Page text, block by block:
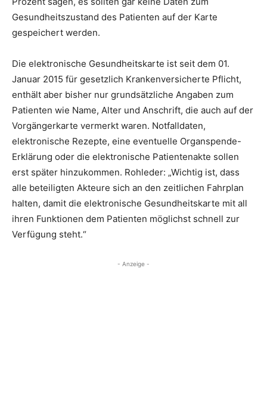
Gesundheitszustand des Patienten auf der Karte
gespeichert werden.
Die elektronische Gesundheitskarte ist seit dem 01.
Januar 2015 für gesetzlich Krankenversicherte Pflicht,
enthält aber bisher nur grundsätzliche Angaben zum
Patienten wie Name, Alter und Anschrift, die auch auf der
Vorgängerkarte vermerkt waren. Notfalldaten,
elektronische Rezepte, eine eventuelle Organspende-
Erklärung oder die elektronische Patientenakte sollen
erst später hinzukommen. Rohleder: „Wichtig ist, dass
alle beteiligten Akteure sich an den zeitlichen Fahrplan
halten, damit die elektronische Gesundheitskarte mit all
ihren Funktionen dem Patienten möglichst schnell zur
Verfügung steht.“
- Anzeige -